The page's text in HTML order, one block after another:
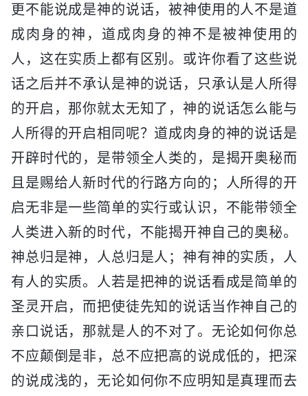
更不能说成是神的说话，被神使用的人不是道
成肉身的神，道成肉身的神不是被神使用的
人，这在实质上都有区别。或许你看了这些说
话之后并不承认是神的说话，只承认是人所得
的开启，那你就太无知了，神的说话怎么能与
人所得的开启相同呢？道成肉身的神的说话是
开辟时代的，是带领全人类的，是揭开奥秘而
且是赐给人新时代的行路方向的；人所得的开
启无非是一些简单的实行或认识，不能带领全
人类进入新的时代，不能揭开神自己的奥秘。
神总归是神，人总归是人；神有神的实质，人
有人的实质。人若是把神的说话看成是简单的
圣灵开启，而把使徒先知的说话当作神自己的
亲口说话，那就是人的不对了。无论如何你总
不应颠倒是非，总不应把高的说成低的，把深
的说成浅的，无论如何你不应明知是真理而去